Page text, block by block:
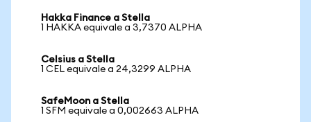
Hakka Finance a Stella
1 HAKKA equivale a 3,7370 ALPHA
Celsius a Stella
1 CEL equivale a 24,3299 ALPHA
SafeMoon a Stella
1 SFM equivale a 0,002663 ALPHA